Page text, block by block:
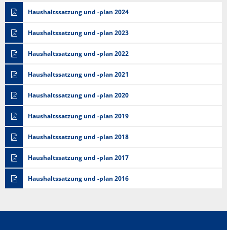
Haushaltssatzung und -plan 2024
Haushaltssatzung und -plan 2023
Haushaltssatzung und -plan 2022
Haushaltssatzung und -plan 2021
Haushaltssatzung und -plan 2020
Haushaltssatzung und -plan 2019
Haushaltssatzung und -plan 2018
Haushaltssatzung und -plan 2017
Haushaltssatzung und -plan 2016